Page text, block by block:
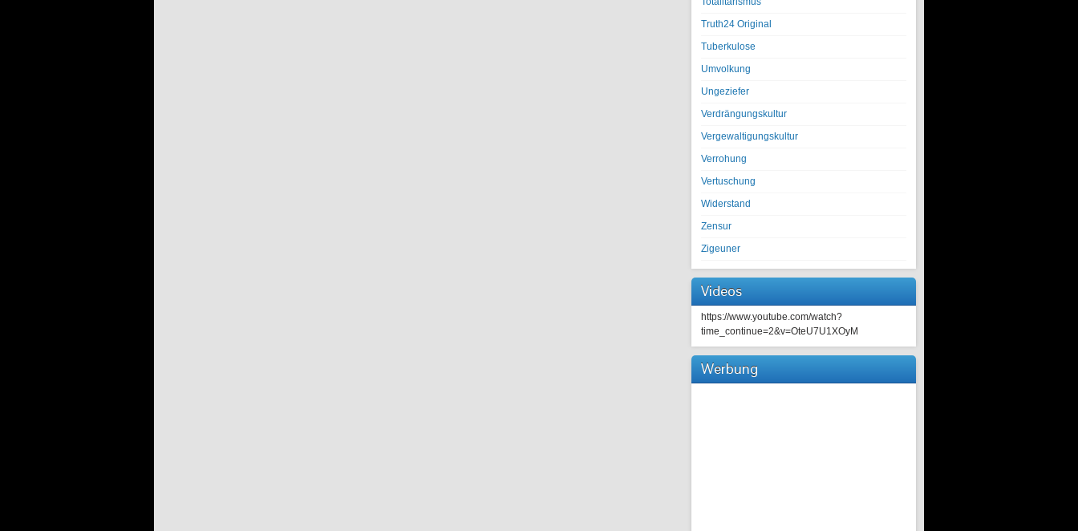
Truth24 Original
Tuberkulose
Umvolkung
Ungeziefer
Verdrängungskultur
Vergewaltigungskultur
Verrohung
Vertuschung
Widerstand
Zensur
Zigeuner
Videos
https://www.youtube.com/watch?
time_continue=2&v=OteU7U1XOyM
Werbung